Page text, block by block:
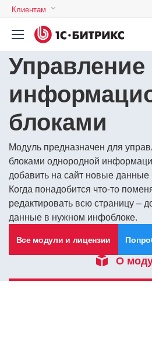
Клиентам
Логин
Забыли свой
или войдите
Управление
блоками
Модуль предназначен для
блоками однородной
добавить на сайт новые
Когда понадобится что-то
редактировать всю страницу –
данные в нужном инфоблоке.
Все модули и лицензии
О